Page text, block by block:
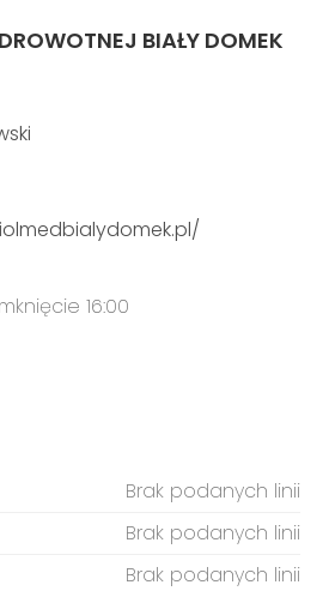
BIAŁY DOMEK
16:00
Brak podanych linii
Brak podanych linii
Brak podanych linii